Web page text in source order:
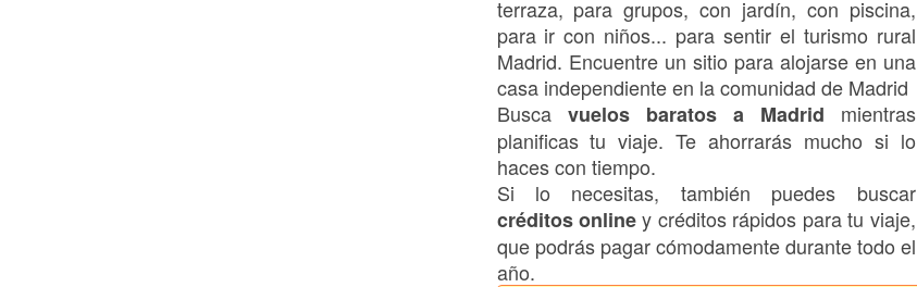
terraza, para grupos, con jardín, con piscina,
para ir con niños... para sentir el turismo rural
Madrid. Encuentre un sitio para alojarse en una
casa independiente en la comunidad de Madrid
Busca vuelos baratos a Madrid mientras
planificas tu viaje. Te ahorrarás mucho si lo
haces con tiempo.
Si lo necesitas, también puedes buscar
créditos onliney créditos rápidos para tu viaje,
que podrás pagar cómodamente durante todo el
año.